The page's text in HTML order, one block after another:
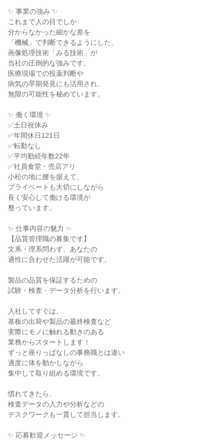
✨ 事業の強み ✨
これまで人の目でしか
分からなかった細かな差を
「機械」で判断できるようにした、
画像処理技術「みる技術」が
当社の圧倒的な強みです。
医療現場での投薬判断や
病気の早期発見にも活用され、
無限の可能性を秘めています。
✨ 働く環境 ✨
✅土日祝休み
✅年間休日121日
✅転勤なし
✅平均勤続年数22年
✅社員食堂・売店アリ
小松の地に腰を据えて、
プライベートも大切にしながら
長く安心して働ける環境が
整っています。
✨ 仕事内容の魅力 ✨
【品質管理職の募集です】
文系・理系問わず、あなたの
適性に合わせた活躍が可能です。
製品の品質を保証するための
試験・検査・データ分析を行います。
入社してすぐは、
基板の出荷や製品の最終検査など
実際にモノに触れる動きのある
業務からスタートします！
ずっと座りっぱなしの事務職とは違い
適度に体を動かしながら
集中して取り組める環境です。
慣れてきたら、
検査データの入力や分析などの
デスクワークも一貫して担当します。
✨ 応募歓迎メッセージ ✨